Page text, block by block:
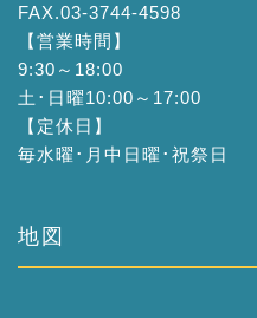
FAX.03-3744-4598
【営業時間】
9:30～18:00
土･日曜10:00～17:00
【定休日】
毎水曜･月中日曜･祝祭日
地図